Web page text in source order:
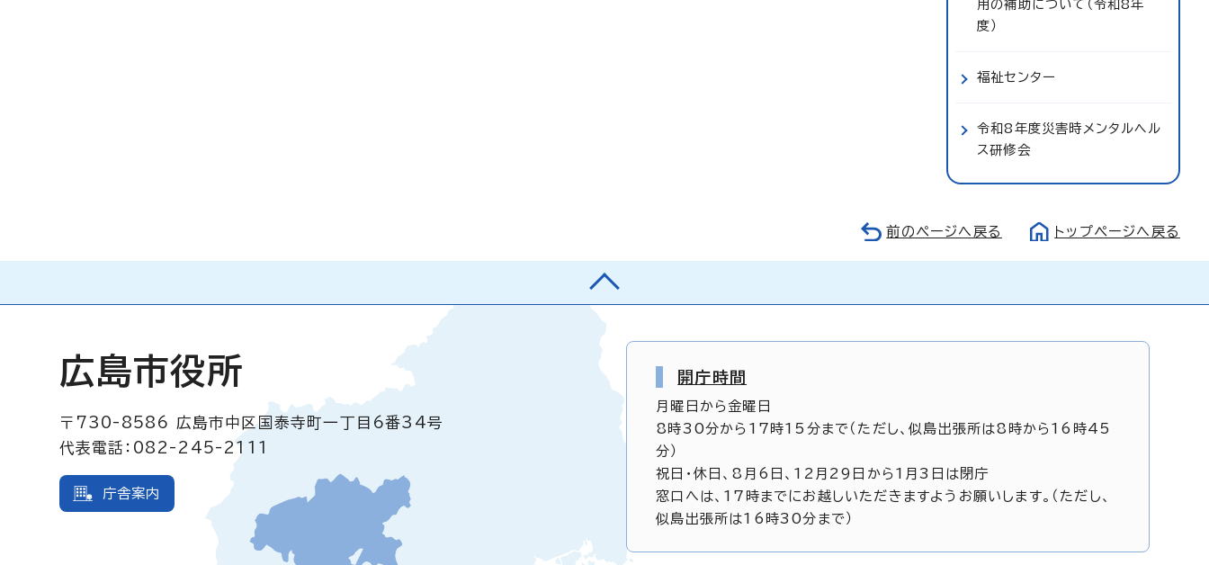
用の補助について（令和8年
度）
福祉センター
令和8年度災害時メンタルヘル
ス研修会
前のページへ戻る トップページへ戻る
広島市役所
〒730-8586
広島市中区国泰寺町一丁目6番34号
代表電話：082-245-2111
庁舎案内
開庁時間
月曜日から金曜日
8時30分から17時15分まで（ただし、似島出張所は8時から16時45
分）
祝日・休日、8月6日、12月29日から1月3日は閉庁
窓口へは、17時までにお越しいただきますようお願いします。（ただし、
似島出張所は16時30分まで）